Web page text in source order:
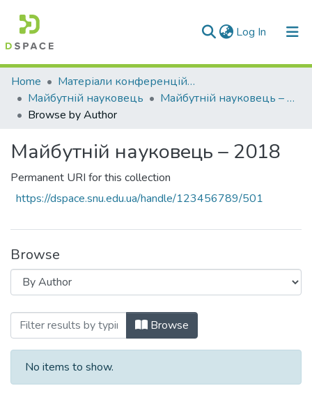
Log In (current)
Communities & Collections
All of DSpace
Home
Матеріали конференцій та семінарів
Майбутній науковець
Майбутній науковець – 2018
Browse by Author
Майбутній науковець – 2018
Permanent URI for this collection
https://dspace.snu.edu.ua/handle/123456789/501
Browse
Browsing Майбутній науковець –
Browse
No items to show.